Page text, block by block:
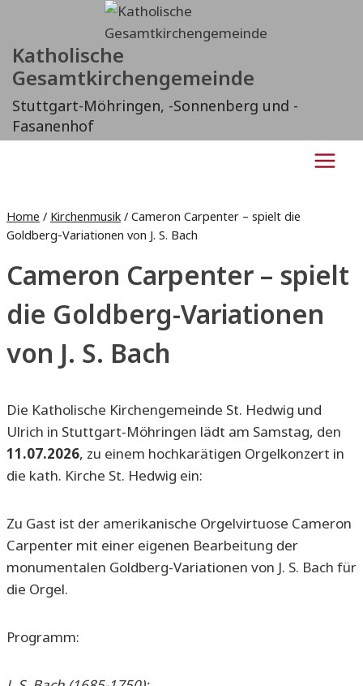
springen
Katholische
Gesamtkirchengemeinde
Stuttgart-Möhringen, -Sonnenberg und -
Fasanenhof
Home / Kirchenmusik / Cameron Carpenter – spielt die
Goldberg-Variationen von J. S. Bach
Cameron Carpenter – spielt
die Goldberg-Variationen
von J. S. Bach
Die Katholische Kirchengemeinde St. Hedwig und
Ulrich in Stuttgart-Möhringen lädt am Samstag, den
11.07.2026, zu einem hochkarätigen Orgelkonzert in
die kath. Kirche St. Hedwig ein:
Zu Gast ist der amerikanische Orgelvirtuose Cameron
Carpenter mit einer eigenen Bearbeitung der
monumentalen Goldberg-Variationen von J. S. Bach für
die Orgel.
Programm: